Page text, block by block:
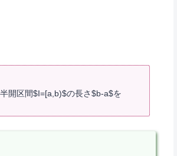
開区間$I=[a,b)$の長さ$b-a$を